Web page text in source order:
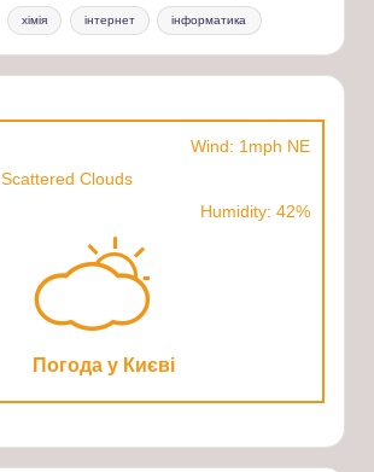
хімія інтернет інформатика
Wind: 1mph NE
Scattered Clouds
Humidity: 42%
Погода у Києві